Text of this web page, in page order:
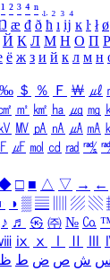
¹ ² ³ ⁴ ⁿ ₁ ₂ ₃ ₄
æ đ ð ħ ı ĳ ĸ ŀ ł ø
Й К Л М Н О П Р
ё ж з и й к л м н
‰ ＄ ％ Ｆ ￦ ㎕
㎡ ㎢ ㏊ ㎍ ㎎
㎸ ㎹ ㎀ ㎁ ㎂ ㎃
㎌ ㏖ ㏅ ㎭ ㎮
□ ■ △ ▽ → ←
◑ ▒ ▤ ▨ ▧
♪ ♬ ㉿ ㈜ № ㏇
ⅸ ⅹ
ش ص ض ط ظ